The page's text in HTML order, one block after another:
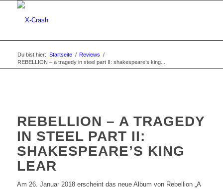
Du bist hier: Startseite / Reviews /
REBELLION – a tragedy in steel part II: shakespeare’s king...
REBELLION – A TRAGEDY
IN STEEL PART II:
SHAKESPEARE’S KING
LEAR
Am 26. Januar 2018 erscheint das neue Album von Rebellion „A